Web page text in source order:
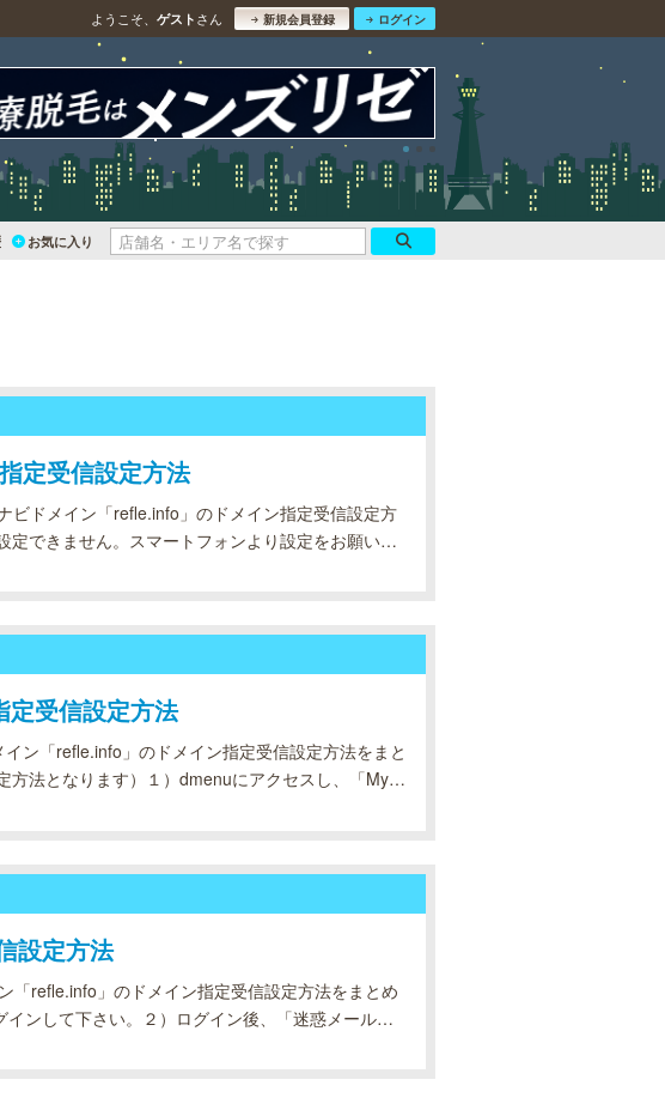
ようこそ、 ゲスト さん 新規会員登録 ログイン
お気に入り
定受信設定方法
ビドメイン「refle.info」のドメイン指定受信設定方
定できません。スマートフォンより設定をお願い致
定受信設定方法
ン「refle.info」のドメイン指定受信設定方法をまと
方法となります）１）dmenuにアクセスし、「My d
設定方法
「refle.info」のドメイン指定受信設定方法をまとめ
ンして下さい。２）ログイン後、「迷惑メールに